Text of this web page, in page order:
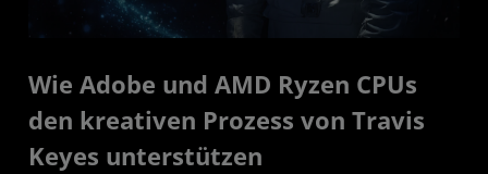
Wie Adobe und AMD Ryzen CPUs
den kreativen Prozess von Travis
Keyes unterstützen